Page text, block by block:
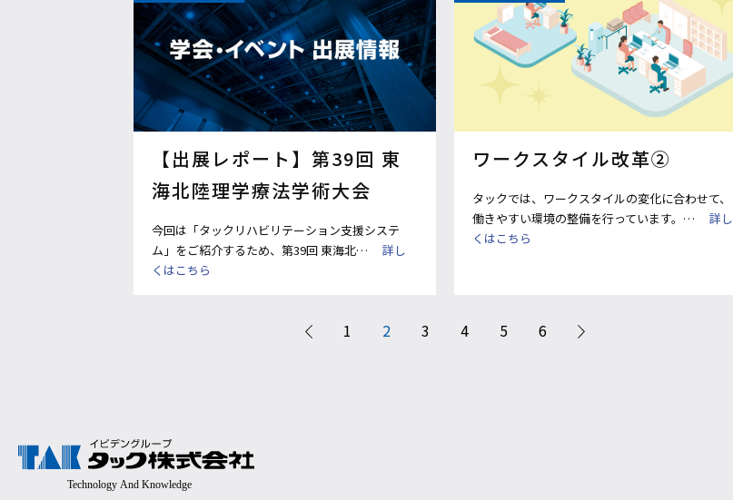
【出展レポート】第39回 東
海北陸理学療法学術大会
今回は「タックリハビリテーション支援システ
ム」をご紹介するため、第39回 東海北…
詳し
くはこちら
ワークスタイル改革②
タックでは、ワークスタイルの変化に合わせて、
働きやすい環境の整備を行っています。…
詳し
くはこちら
1 2 3 4 5 6